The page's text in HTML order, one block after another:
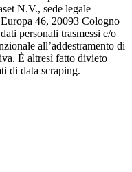
N.V., sede legale
46, 20093 Cologno
personali trasmessi e/o
all’addestramento di
È altresì fatto divieto
di data scraping.